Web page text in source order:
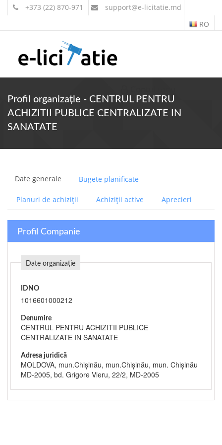
+373 (22) 870-971 support@e-licitatie.md
RO
Profil organizație - CENTRUL PENTRU
ACHIZITII PUBLICE CENTRALIZATE IN
SANATATE
Date generale Bugete planificate
Planuri de achiziții Achiziții active Aprecieri
Profil Companie
Date organizație
IDNO
1016601000212
Denumire
CENTRUL PENTRU ACHIZITII PUBLICE
CENTRALIZATE IN SANATATE
Adresa juridică
MOLDOVA, mun.Chişinău, mun.Chişinău, mun. Chișinău
MD-2005, bd. Grigore Vieru, 22/2, MD-2005